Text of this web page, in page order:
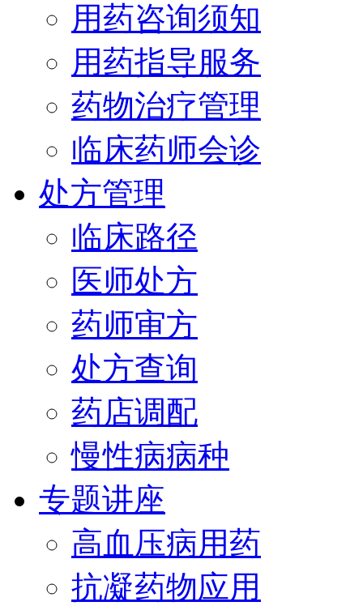
用药咨询须知
用药指导服务
药物治疗管理
临床药师会诊
处方管理
临床路径
医师处方
药师审方
处方查询
药店调配
慢性病病种
专题讲座
高血压病用药
抗凝药物应用